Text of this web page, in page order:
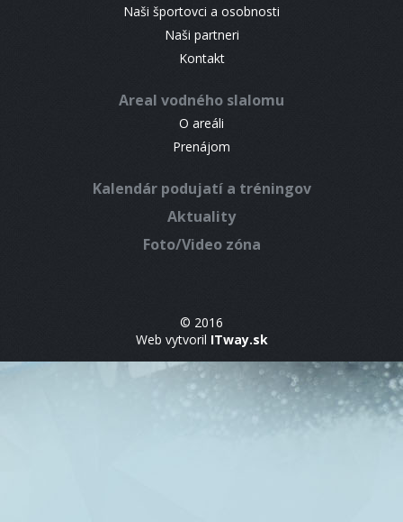
Naši športovci a osobnosti
Naši partneri
Kontakt
Areal vodného slalomu
O areáli
Prenájom
Kalendár podujatí a tréningov
Aktuality
Foto/Video zóna
© 2016
Web vytvoril ITway.sk